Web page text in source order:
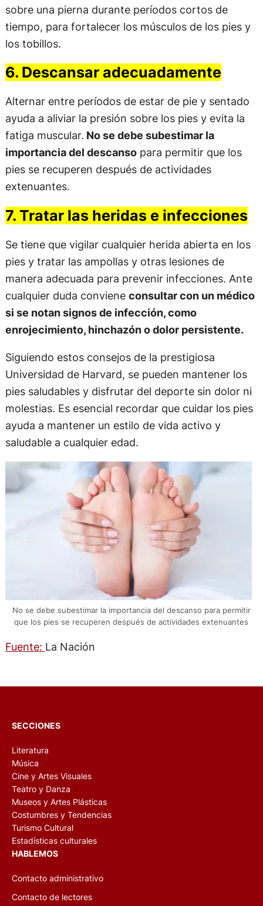
sobre una pierna durante períodos cortos de
tiempo, para fortalecer los músculos de los pies y
los tobillos.
6. Descansar adecuadamente
Alternar entre períodos de estar de pie y sentado
ayuda a aliviar la presión sobre los pies y evita la
fatiga muscular. No se debe subestimar la
importancia del descansopara permitir que los
pies se recuperen después de actividades
extenuantes.
7. Tratar las heridas e infecciones
Se tiene que vigilar cualquier herida abierta en los
pies y tratar las ampollas y otras lesiones de
manera adecuada para prevenir infecciones. Ante
cualquier duda conviene consultar con un médico
si se notan signos de infección, como
enrojecimiento, hinchazón o dolor persistente.
Siguiendo estos consejos de la prestigiosa
Universidad de Harvard, se pueden mantener los
pies saludables y disfrutar del deporte sin dolor ni
molestias. Es esencial recordar que cuidar los pies
ayuda a mantener un estilo de vida activo y
saludable a cualquier edad.
No se debe subestimar la importancia del descanso para permitir
que los pies se recuperen después de actividades extenuantes
Fuente: La Nación
SECCIONES
Literatura
Música
Cine y Artes Visuales
Teatro y Danza
Museos y Artes Plásticas
Costumbres y Tendencias
Turismo Cultural
Estadísticas culturales
HABLEMOS
Contacto administrativo
Contacto de lectores